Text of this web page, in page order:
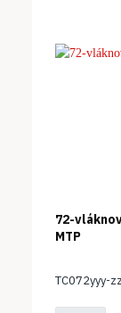
72-
MTP
TC072yyy-